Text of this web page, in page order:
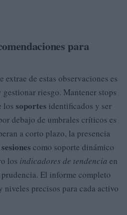
para
extrae de estas observaciones es
riesgo. Mantener stops
los soportes identificados y ser
debajo de umbrales críticos es
a corto plazo, la presencia
como soporte dinámico
los indicadores de tendencia en
El informe completo
niveles precisos para cada activo